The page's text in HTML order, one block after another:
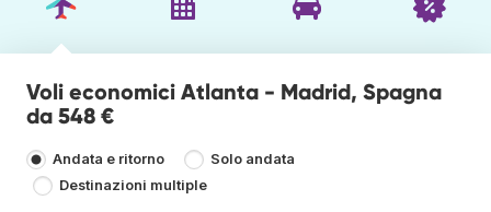
Voli economici Atlanta - Madrid, Spagna
da 548 €
Andata e ritorno
Solo andata
Destinazioni multiple